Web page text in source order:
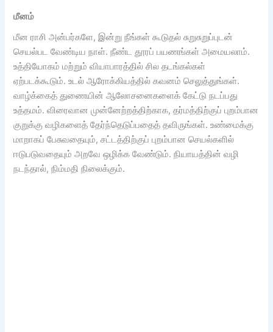
மீனம்
மீன ராசி அன்பர்களே, இன்று நீங்கள் கூடுதல் சுறுசுறுப்புடன்
செயல்பட வேண்டிய நாள். நீண்ட தூரப் பயணங்கள் அமையலாம்.
உத்தியோகம் மற்றும் வியாபாரத்தில் சில தடங்கல்கள்
ஏற்படக்கூடும். உடல் ஆரோக்கியத்தில் கவனம் செலுத்துங்கள்.
வாழ்க்கைத் துணையின் ஆலோசனைகளைக் கேட்டு நடப்பது
உத்தமம். விரைவான முன்னேற்றத்திற்காக, தர்மத்திற்குப் புறம்பான
குறுக்கு வழிகளைத் தேர்ந்தெடுப்பதைத் தவிருங்கள். உண்மைக்கு
மாறாகப் பேசுவதையும், சட்டத்திற்குப் புறம்பான செயல்களில்
ஈடுபடுவதையும் அறவே ஒழிக்க வேண்டும். நியாயத்தின் வழி
நடந்தால், நிம்மதி நிலைக்கும்.